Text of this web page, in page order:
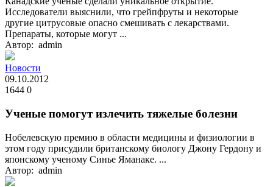
Исследователи выяснили, что грейпфруты и некоторые
другие цитрусовые опасно смешивать с лекарствами.
Препараты, которые могут ...
Автор: admin
Новости
09.10.2012
1644 0
Ученые помогут излечить тяжелые болезни
Нобелевскую премию в области медицины и физиологии в
этом году присудили британскому биологу Джону Гердону и
японскому ученому Синье Яманаке. ...
Автор: admin